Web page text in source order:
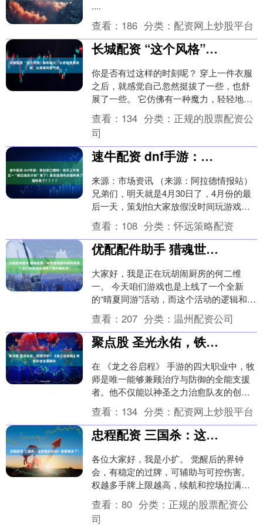
....
查看： 186 分类： 配资网上炒股平台
长城配资 “这个风格”越来越火，比老钱风更高级，比高智风更气质
你是否有过这样的时刻呢？ 穿上一件衣服
之后，就感觉自己忽然挺拔了一些，也舒
展了一些。 它仿佛有一种魔力，轻轻地托
住你的肩背、腰腹。 不是束缚感，而是因
为这件衣物....
查看： 134 分类： 正规的股票配资公
司
速牛配资 dnf手游：策划亲口爆料！明天上午有大惊喜！五一“假日减负计划”来了！莫非是周年庆福利来了？？？？
来源：市场资讯 （来源：阿拉德情报站）
兄弟们，明天就是4月30日了，4月份的最
后一天，策划怕大家放假没时间玩游戏，
又推出了减负活动，在4月30日至5月10日
期....
查看： 108 分类：怀远策略配资
优配配件助手 猎魂世界：这是猎魂版的胡闹厨房？这小游戏完全诠释了啥叫猪队友！
大家好，我是正在玩胡闹厨房的何二维
一。 今天咱们游戏也是上线了一个全新
的“晴夏同游”活动，而这个活动的逻辑和过
去的雪球大作战等等活动也是比较类似
的，就是一个以收....
查看： 207 分类： 温州配资公司
聚点股 圣光永佑，铁壁守护！《龙之谷启程》牧师职业全面解析
在 《龙之谷启程》 手游的四大职业中，牧
师是唯一能够兼顾治疗与防御的全能支援
者。他不仅能以神圣之力治愈队友的创
伤，也能举起重锤制裁邪恶。如果你享受
在团队中充当定....
查看： 134 分类： 配资网上炒股平台
忠程配资 三国杀：这你能忍住吗？我要爆发了！
各位大家好，我是小扩。 觉醒后的界钟
会，有稳定的过牌，可辅助与可控伤害。
权越多手牌上限越高，续航和控场拉满，
是军争后期极强的全能武将。 场上只剩一
反一忠，界钟....
查看： 80 分类： 正规的股票配资公
司